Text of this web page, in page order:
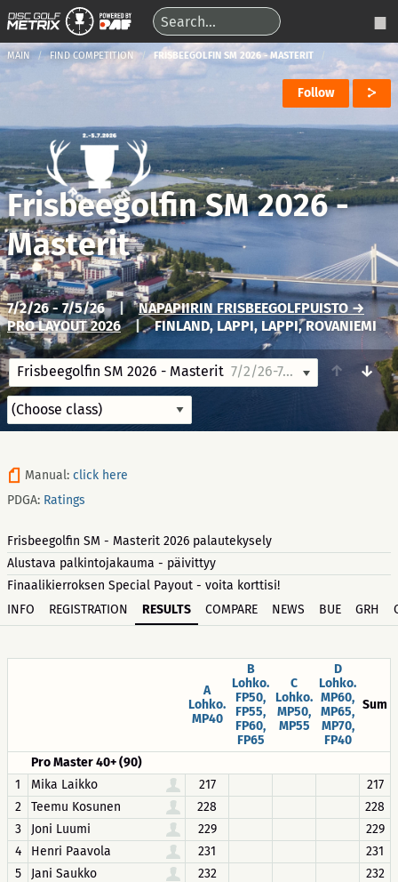
MAIN FIND COMPETITION FRISBEEGOLFIN SM 2026 - MASTERIT
Follow
Frisbeegolfin SM 2026 -
Masterit
7/2/26 - 7/5/26 |
NAPAPIIRIN FRISBEEGOLFPUISTO →
PRO LAYOUT 2026
| FINLAND, LAPPI, LAPPI, ROVANIEMI
Frisbeegolfin SM 2026 - Masterit 7/2/26-7/5/26 ↑ ↓
Manual: click here
PDGA: Ratings
Frisbeegolfin SM - Masterit 2026 palautekysely
Alustava palkintojakauma - päivittyy
Finaalikierroksen Special Payout - voita korttisi!
INFO
REGISTRATION RESULTS COMPARE NEWS BUE GRH
A
Lohko.
MP40
B
Lohko.
FP50,
FP55,
FP60,
FP65
C
Lohko.
MP50,
MP55
D
Lohko.
MP60,
MP65,
MP70,
FP40
Sum
Pro Master 40+ (90)
1
Mika Laikko 217
217
2
Teemu Kosunen 228
228
3
Joni Luumi 229
229
4
Henri Paavola 231
231
5
Jani Saukko 232
232